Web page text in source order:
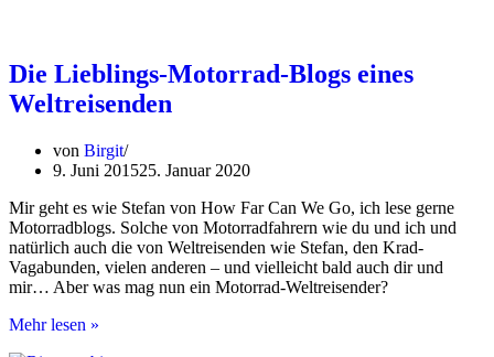
Die Lieblings-Motorrad-Blogs eines
Weltreisenden
von Birgit
9. Juni 201525. Januar 2020
Mir geht es wie Stefan von How Far Can We Go, ich lese gerne
Motorradblogs. Solche von Motorradfahrern wie du und ich und
natürlich auch die von Weltreisenden wie Stefan, den Krad-
Vagabunden, vielen anderen – und vielleicht bald auch dir und
mir… Aber was mag nun ein Motorrad-Weltreisender?
Mehr lesen »